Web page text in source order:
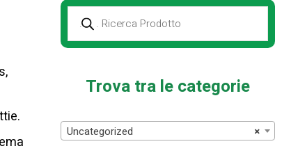
Prodotti
della
ricerca
Trova tra le categorie
×
Uncategorized